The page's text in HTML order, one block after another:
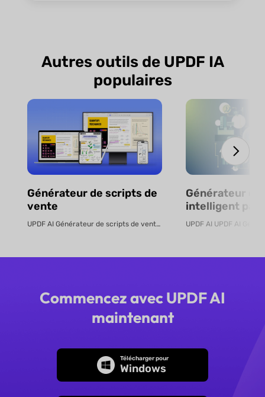
Autres outils de UPDF IA
populaires
Générateur de scripts de
vente
UPDF AI Générateur de scripts de vente UPDF AI transforme des PDF de pro...
Générateur
intelligent par
en ligne
Commencez avec UPDF AI
maintenant
Télécharger pour
Windows